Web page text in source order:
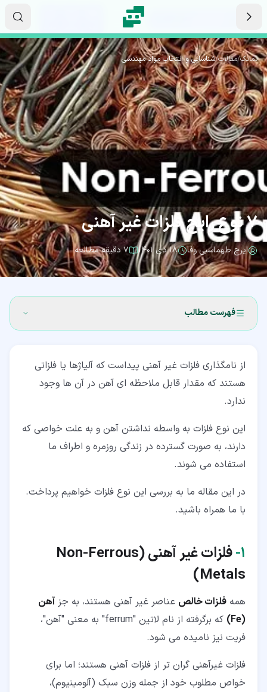
نماتک/مقالات/شناسایی و انتخاب مواد مهندسی
7 نوع رایج فلزات غیر آهنی
ایرج طهماسبی وفا ۱۸ دی ۱۴۰۱ ۷ دقیقه مطالعه
فهرست مطالب
۲‏- تاریخچه فلزات غیر آهنی
۳‏- فلزات غیر آهنی و بازیافت
۵‏- خواص فلزات غیر آهنی
۶‏- فلزات غیر آهنی و ریخته گری
۷‏- فلزات و آلیاژهای رایج غیر آهنی
۷‏-‏۵‏- نقره
۷‏-‏۶‏- طلا
۷‏-‏۷‏- تیتانیوم
از نامگذاری فلزات غیر آهنی پیداست که آلیاژها یا فلزاتی
هستند که مقدار قابل ملاحظه ای آهن در آن ها وجود
ندارد.
این نوع فلزات به واسطه نداشتن آهن و به علت خواصی که
دارند، به صورت گسترده در زندگی روزمره و اطراف ما
استفاده می شوند.
در این مقاله ما به بررسی این نوع فلزات خواهیم پرداخت.
با ما همراه باشید.
۱‏- فلزات غیر آهنی (Non-Ferrous
Metals
)
همه فلزات خالص عناصر غیر آهنی هستند، به جز آهن
(Fe)
که برگرفته از نام لاتین "ferrum" به معنی "آهن"،
فریت نیز نامیده می شود.
فلزات غیرآهنی گران تر از فلزات آهنی هستند؛ اما برای
خواص مطلوب خود از جمله وزن سبک (آلومینیوم)،